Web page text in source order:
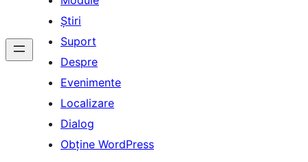
Știri
Suport
Despre
Evenimente
Localizare
Dialog
Obține WordPress